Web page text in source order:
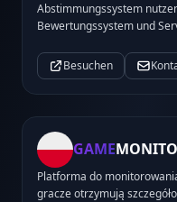
Abstimmungssystem
Bewertungssystem und
Besuchen
GAME
Platforma do
gracze otrzymują